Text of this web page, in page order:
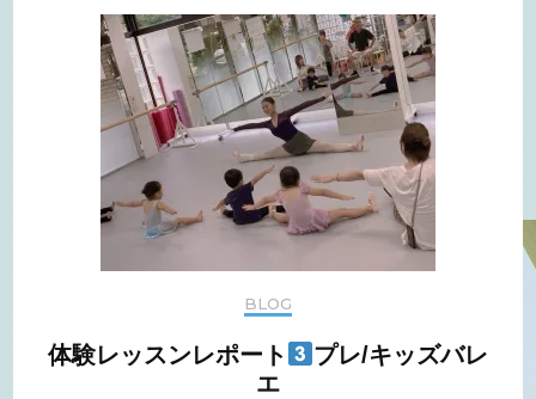
BLOG
体験レッスンレポート
プレ/キッズバレ
エ